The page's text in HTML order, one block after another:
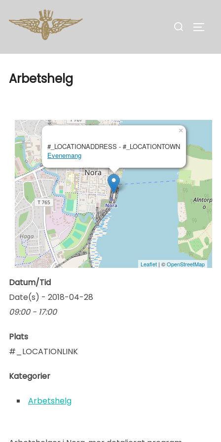
Sök
Arbetshelg
#_LOCATIONADDRESS - #_LOCATIONTOWN
Evenemang
×
Leaflet | ©OpenStreetMap
Datum/Tid
Date(s) - 2018-04-28
09:00 - 17:00
Plats
#_LOCATIONLINK
Kategorier
Arbetshelg